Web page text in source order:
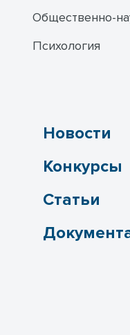
Общественно-
Психология
Новости
Конкурсы
Статьи